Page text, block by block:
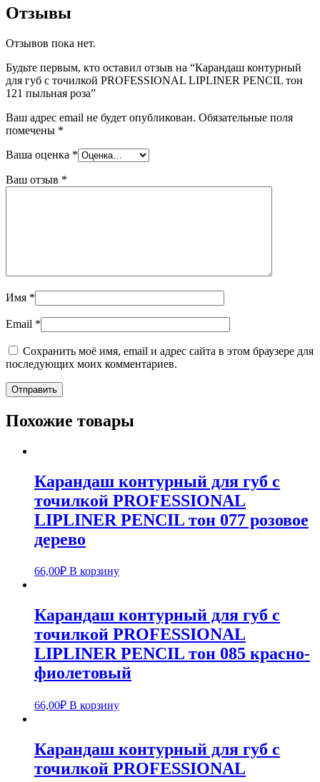
Отзывы
Отзывов пока нет.
Будьте первым, кто оставил отзыв на “Карандаш контурный
для губ с точилкой PROFESSIONAL LIPLINER PENCIL тон
121 пыльная роза”
Ваш адрес email не будет опубликован. Обязательные поля
помечены *
Ваша оценка *
Ваш отзыв *
Имя *
Email *
Сохранить моё имя, email и адрес сайта в этом браузере для
последующих моих комментариев.
Похожие товары
Карандаш контурный для губ с
точилкой PROFESSIONAL
LIPLINER PENCIL тон 077 розовое
дерево
66,00₽ В корзину
Карандаш контурный для губ с
точилкой PROFESSIONAL
LIPLINER PENCIL тон 085 красно-
фиолетовый
66,00₽ В корзину
Карандаш контурный для губ с
точилкой PROFESSIONAL